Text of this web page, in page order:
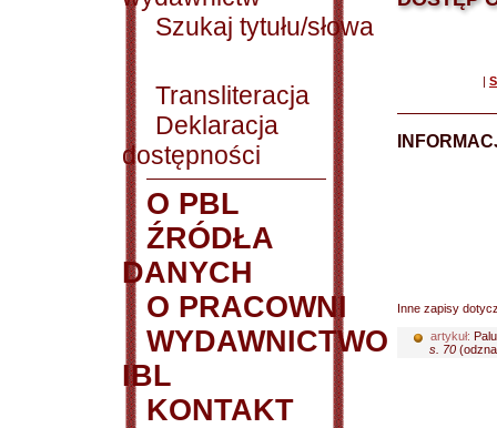
Szukaj tytułu/słowa
Transliteracja
Deklaracja
dostępności
O PBL
ŹRÓDŁA
DANYCH
O PRACOWNI
WYDAWNICTWO
IBL
KONTAKT
|
Inne zapisy
artykuł:
s. 70